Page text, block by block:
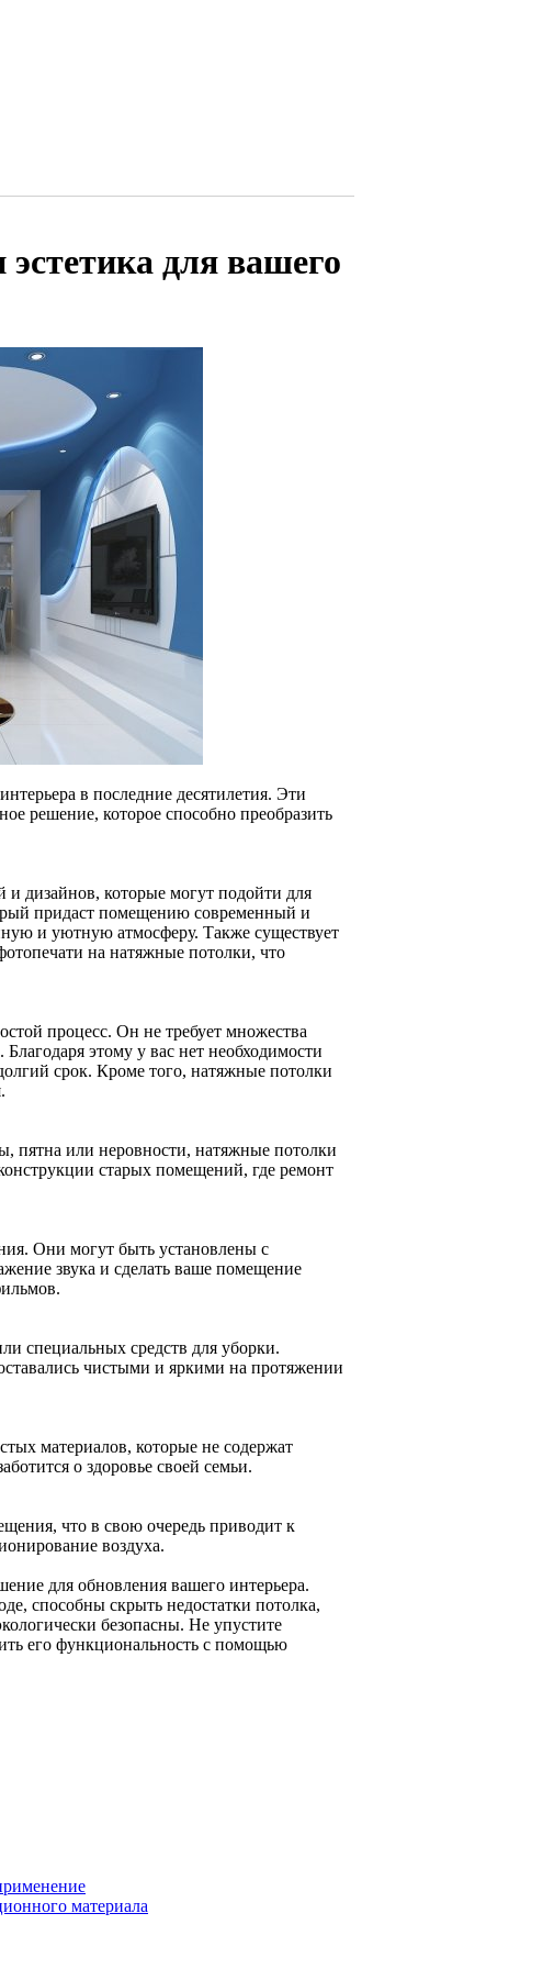
для вашего
в последние десятилетия. Эти
решение, которое способно преобразить
и дизайнов, которые могут подойти для
придаст помещению современный и
и уютную атмосферу. Также существует
на натяжные потолки, что
процесс. Он не требует множества
этому у вас нет необходимости
срок. Кроме того, натяжные потолки
пятна или неровности, натяжные потолки
старых помещений, где ремонт
Они могут быть установлены с
звука и сделать ваше помещение
специальных средств для уборки.
чистыми и яркими на протяжении
материалов, которые не содержат
о здоровье своей семьи.
что в свою очередь приводит к
воздуха.
для обновления вашего интерьера.
способны скрыть недостатки потолка,
безопасны. Не упустите
его функциональность с помощью
материала